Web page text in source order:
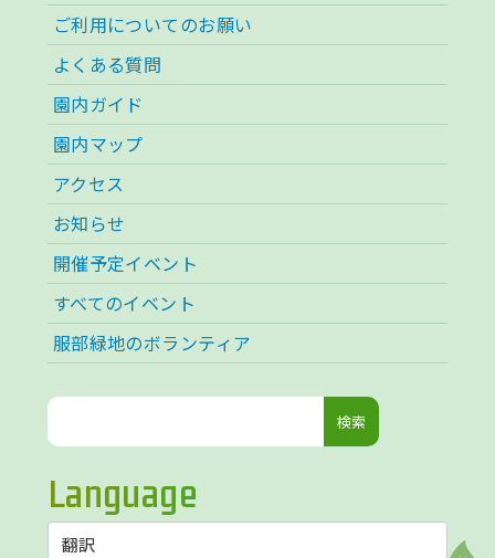
ご利用についてのお願い
よくある質問
園内ガイド
園内マップ
アクセス
お知らせ
開催予定イベント
すべてのイベント
服部緑地のボランティア
検
Language